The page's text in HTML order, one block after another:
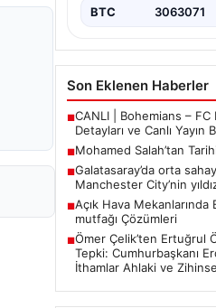
BTC 3063071
Son Eklenen Haberler
■CANLI | Bohemians –
Detayları ve Canlı Yayın
■Mohamed Salah’tan
■Galatasaray’da orta
Manchester City’nin
■Açık Hava
mutfağı Çözümleri
■Ömer Çelik’ten Ertuğrul
Tepki: Cumhurbaşkanı
İthamlar Ahlaki ve